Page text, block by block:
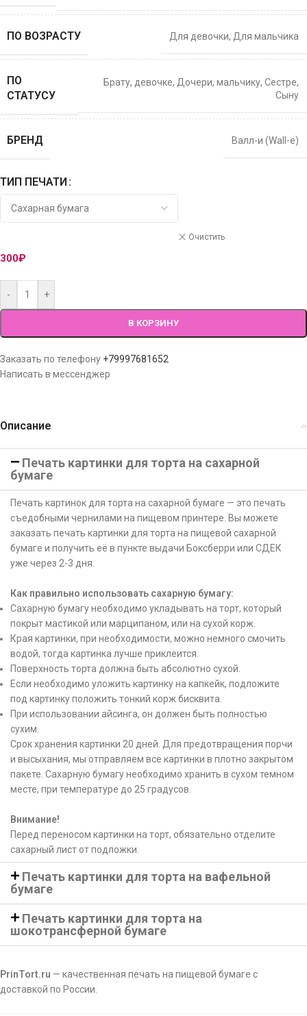
ПО ВОЗРАСТУ Для девочки, Для мальчика
ПО
СТАТУСУ
Брату, девочке, Дочери, мальчику, Сестре,
Сыну
БРЕНД Валл-и (Wall-e)
ТИП ПЕЧАТИ
Очистить
300₽
- +
В КОРЗИНУ
Заказать по телефону +79997681652
Написать в мессенджер
Описание
Печать картинки для торта на сахарной
бумаге
Печать картинок для торта на сахарной бумаге — это печать
съедобными чернилами на пищевом принтере. Вы можете
заказать печать картинки для торта на пищевой сахарной
бумаге и получить её в пункте выдачи Боксберри или СДЕК
уже через 2-3 дня.
Как правильно использовать сахарную бумагу:
Сахарную бумагу необходимо укладывать на торт, который
покрыт мастикой или марципаном, или на сухой корж.
Края картинки, при необходимости, можно немного смочить
водой, тогда картинка лучше приклеится.
Поверхность торта должна быть абсолютно сухой.
Если необходимо уложить картинку на капкейк, подложите
под картинку положить тонкий корж бисквита.
При использовании айсинга, он должен быть полностью
сухим.
Срок хранения картинки 20 дней. Для предотвращения порчи
и высыхания, мы отправляем все картинки в плотно закрытом
пакете. Сахарную бумагу необходимо хранить в сухом темном
месте, при температуре до 25 градусов.
Внимание!
Перед переносом картинки на торт, обязательно отделите
сахарный лист от подложки.
Печать картинки для торта на вафельной
бумаге
Печать картинки для торта на
шокотрансферной бумаге
PrinTort.ru — качественная печать на пищевой бумаге с
доставкой по России.